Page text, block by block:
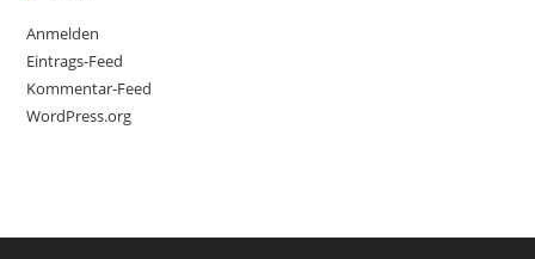
Anmelden
Eintrags-Feed
Kommentar-Feed
WordPress.org